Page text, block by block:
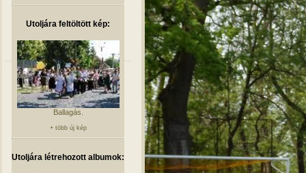
Utoljára feltöltött kép:
Ballagás.
+ több új kép
Utoljára létrehozott albumok: